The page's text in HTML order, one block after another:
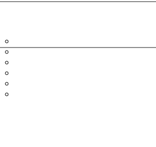
ПОЖЕЛАНИЯ